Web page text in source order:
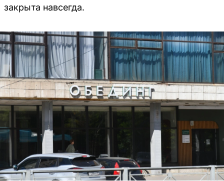
закрыта навсегда.